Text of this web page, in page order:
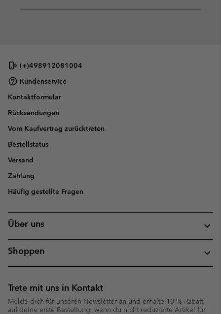
(+)498912081004
Kundenservice
Kontaktformular
Rücksendungen
Vom Kaufvertrag zurücktreten
Bestellstatus
Versand
Zahlung
Häufig gestellte Fragen
Über uns
Shoppen
Trete mit uns in Kontakt
Melde dich für unseren Newsletter an und erhalte 10 % Rabatt
auf deine erste Bestellung, wenn du nicht reduzierte Artikel für